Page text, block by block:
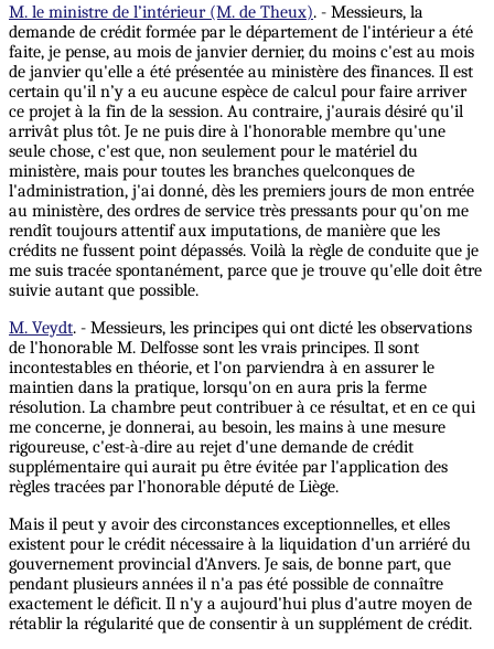
M. le ministre de l’intérieur (M. de Theux). - Messieurs, la
demande de crédit formée par le département de l'intérieur a été
faite, je pense, au mois de janvier dernier, du moins c'est au mois
de janvier qu'elle a été présentée au ministère des finances. Il est
certain qu'il n’y a eu aucune espèce de calcul pour faire arriver
ce projet à la fin de la session. Au contraire, j'aurais désiré qu'il
arrivât plus tôt. Je ne puis dire à l'honorable membre qu'une
seule chose, c'est que, non seulement pour le matériel du
ministère, mais pour toutes les branches quelconques de
l'administration, j'ai donné, dès les premiers jours de mon entrée
au ministère, des ordres de service très pressants pour qu'on me
rendît toujours attentif aux imputations, de manière que les
crédits ne fussent point dépassés. Voilà la règle de conduite que je
me suis tracée spontanément, parce que je trouve qu'elle doit être
suivie autant que possible.
M. Veydt. - Messieurs, les principes qui ont dicté les observations
de l'honorable M. Delfosse sont les vrais principes. Il sont
incontestables en théorie, et l'on parviendra à en assurer le
maintien dans la pratique, lorsqu'on en aura pris la ferme
résolution. La chambre peut contribuer à ce résultat, et en ce qui
me concerne, je donnerai, au besoin, les mains à une mesure
rigoureuse, c'est-à-dire au rejet d'une demande de crédit
supplémentaire qui aurait pu être évitée par l'application des
règles tracées par l'honorable député de Liège.
Mais il peut y avoir des circonstances exceptionnelles, et elles
existent pour le crédit nécessaire à la liquidation d'un arriéré du
gouvernement provincial d'Anvers. Je sais, de bonne part, que
pendant plusieurs années il n'a pas été possible de connaître
exactement le déficit. Il n'y a aujourd'hui plus d'autre moyen de
rétablir la régularité que de consentir à un supplément de crédit.